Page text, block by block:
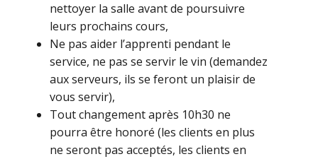
nettoyer la salle avant de poursuivre
leurs prochains cours,
Ne pas aider l’apprenti pendant le
service, ne pas se servir le vin (demandez
aux serveurs, ils se feront un plaisir de
vous servir),
Tout changement après 10h30 ne
pourra être honoré (les clients en plus
ne seront pas acceptés, les clients en